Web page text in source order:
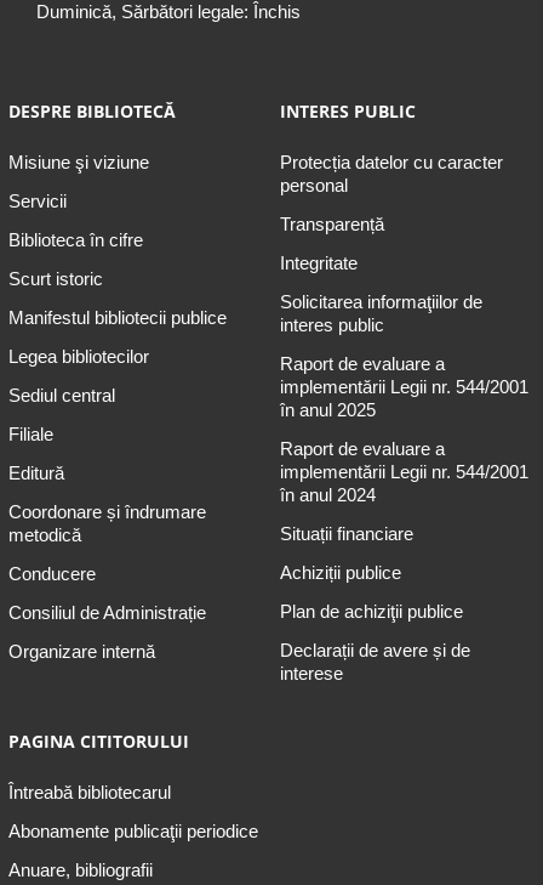
Duminică, Sărbători legale: Închis
DESPRE BIBLIOTECĂ
Misiune şi viziune
Servicii
Biblioteca în cifre
Scurt istoric
Manifestul bibliotecii publice
Legea bibliotecilor
Sediul central
Filiale
Editură
Coordonare și îndrumare
metodică
Conducere
Consiliul de Administrație
Organizare internă
INTERES PUBLIC
Protecția datelor cu caracter
personal
Transparență
Integritate
Solicitarea informaţiilor de
interes public
Raport de evaluare a
implementării Legii nr. 544/2001
în anul 2025
Raport de evaluare a
implementării Legii nr. 544/2001
în anul 2024
Situații financiare
Achiziții publice
Plan de achiziţii publice
Declarații de avere și de
interese
PAGINA CITITORULUI
Întreabă bibliotecarul
Abonamente publicaţii periodice
Anuare, bibliografii